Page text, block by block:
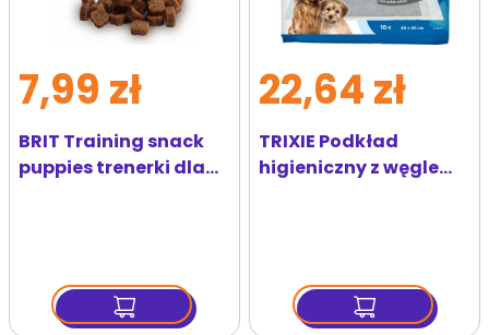
BRIT Training snack
puppies trenerki dla
7,99 zł
TRIXIE Podkład
higieniczny z węglem
22,64 zł